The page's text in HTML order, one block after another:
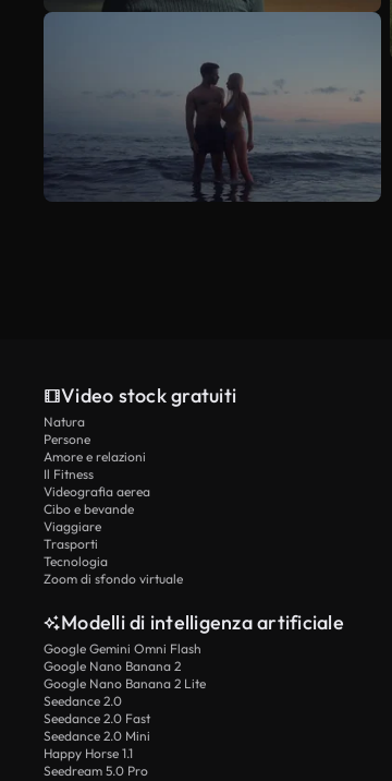
Video stock gratuiti
Natura
Persone
Amore e relazioni
Il Fitness
Videografia aerea
Cibo e bevande
Viaggiare
Trasporti
Tecnologia
Zoom di sfondo virtuale
Modelli di intelligenza artificiale
Google Gemini Omni Flash
Google Nano Banana 2
Google Nano Banana 2 Lite
Seedance 2.0
Seedance 2.0 Fast
Seedance 2.0 Mini
Happy Horse 1.1
Seedream 5.0 Pro